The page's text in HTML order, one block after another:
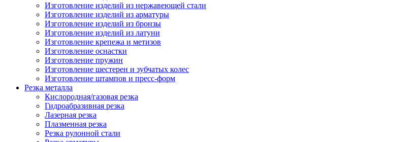
Изготовление изделий из нержавеющей стали
Изготовление изделий из арматуры
Изготовление изделий из бронзы
Изготовление изделий из латуни
Изготовление крепежа и метизов
Изготовление оснастки
Изготовление пружин
Изготовление шестерен и зубчатых колес
Изготовление штампов и пресс-форм
Резка металла
Кислородная/газовая резка
Гидроабразивная резка
Лазерная резка
Плазменная резка
Резка рулонной стали